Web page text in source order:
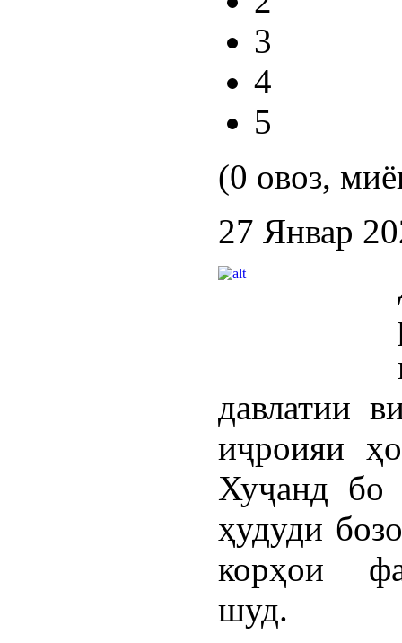
3
4
5
(0 овоз,
27 Январ
давлатии
иҷроияи
Хуҷанд бо
ҳудуди
корҳои
шуд.